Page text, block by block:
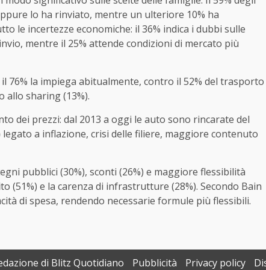
lo ha rinviato, mentre un ulteriore 10% ha
le incertezze economiche: il 36% indica i dubbi sulle
mentre il 25% attende condizioni di mercato più
76% la impiega abitualmente, contro il 52% del trasporto
allo sharing (13%).
dei prezzi: dal 2013 a oggi le auto sono rincarate del
a inflazione, crisi delle filiere, maggiore contenuto
pubblici (30%), sconti (26%) e maggiore flessibilità
(51%) e la carenza di infrastrutture (28%). Secondo Bain
di spesa, rendendo necessarie formule più flessibili.
di Blitz Quotidiano Pubblicità Privacy policy